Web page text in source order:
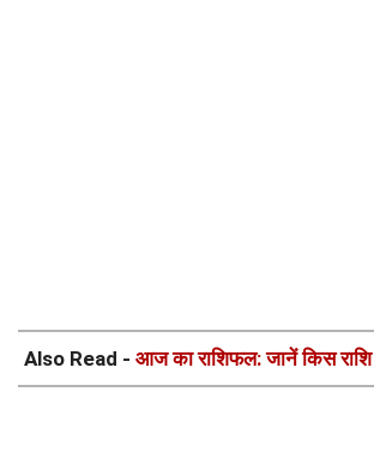
Also Read - आज का राशिफल: जानें किस